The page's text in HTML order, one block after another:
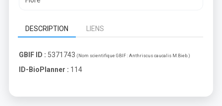
DESCRIPTION LIENS
GBIF ID : 5371743 (Nom scientifique GBIF : Anthriscus caucalis M.Bieb.)
ID-BioPlanner : 114